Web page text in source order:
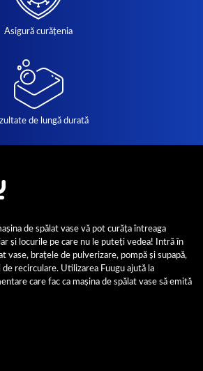
Asigură curățenia
de lungă durată
de spălat vase vă pot curăța întreaga
și locurile pe care nu le puteți vedea! Intră în
vase, brațele de pulverizare, pompă și supapă,
recirculare. Utilizarea Fuugu ajută la
care fac ca mașina de spălat vase să emită